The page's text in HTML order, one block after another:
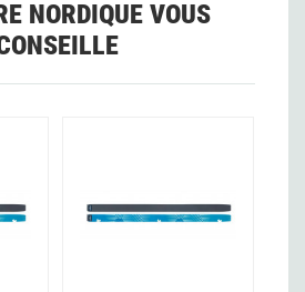
NORDIQUE VOUS